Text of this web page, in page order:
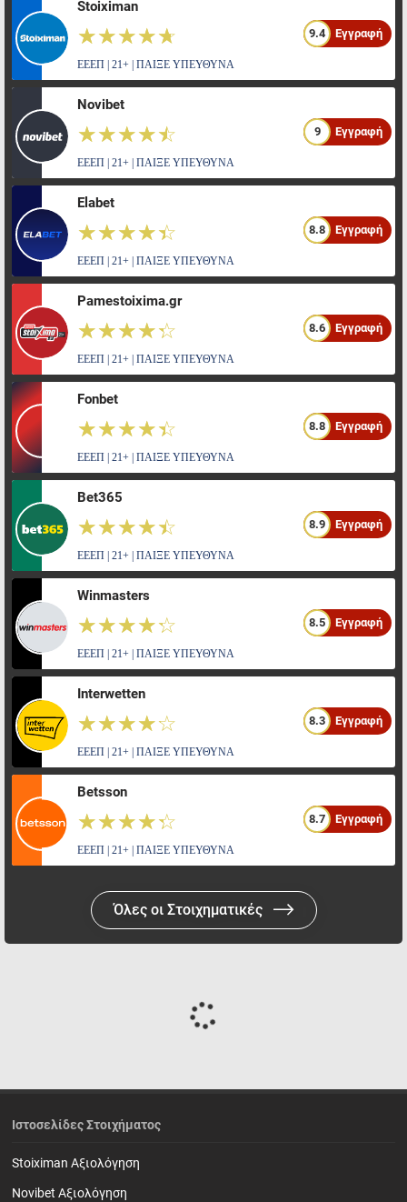
Stoiximan
☆☆☆☆☆
★★★★★ 9.4 Εγγραφή
ΕΕΕΠ | 21+ | ΠΑΙΞΕ ΥΠΕΥΘΥΝΑ
Novibet
☆☆☆☆☆
★★★★★ 9 Εγγραφή
ΕΕΕΠ | 21+ | ΠΑΙΞΕ ΥΠΕΥΘΥΝΑ
Elabet
☆☆☆☆☆
★★★★★ 8.8 Εγγραφή
ΕΕΕΠ | 21+ | ΠΑΙΞΕ ΥΠΕΥΘΥΝΑ
Pamestoixima.gr
☆☆☆☆☆
★★★★★ 8.6 Εγγραφή
ΕΕΕΠ | 21+ | ΠΑΙΞΕ ΥΠΕΥΘΥΝΑ
Fonbet
☆☆☆☆☆
★★★★★ 8.8 Εγγραφή
ΕΕΕΠ | 21+ | ΠΑΙΞΕ ΥΠΕΥΘΥΝΑ
Bet365
☆☆☆☆☆
★★★★★ 8.9 Εγγραφή
ΕΕΕΠ | 21+ | ΠΑΙΞΕ ΥΠΕΥΘΥΝΑ
Winmasters
☆☆☆☆☆
★★★★★ 8.5 Εγγραφή
ΕΕΕΠ | 21+ | ΠΑΙΞΕ ΥΠΕΥΘΥΝΑ
Interwetten
☆☆☆☆☆
★★★★★ 8.3 Εγγραφή
ΕΕΕΠ | 21+ | ΠΑΙΞΕ ΥΠΕΥΘΥΝΑ
Betsson
☆☆☆☆☆
★★★★★ 8.7 Εγγραφή
ΕΕΕΠ | 21+ | ΠΑΙΞΕ ΥΠΕΥΘΥΝΑ
Όλες οι Στοιχηματικές
Ιστοσελίδες Στοιχήματος
Stoiximan Αξιολόγηση
Novibet Αξιολόγηση